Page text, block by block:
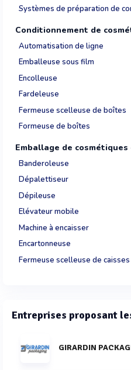
Systèmes de préparation de
Conditionnement de
Automatisation de ligne
Emballeuse sous film
Encolleuse
Fardeleuse
Fermeuse scelleuse de boîtes
Formeuse de boîtes
Emballage de
Banderoleuse
Dépalettiseur
Dépileuse
Elévateur mobile
Machine à encaisser
Encartonneuse
Fermeuse scelleuse de caisses
Entreprises proposant
GIRARDIN